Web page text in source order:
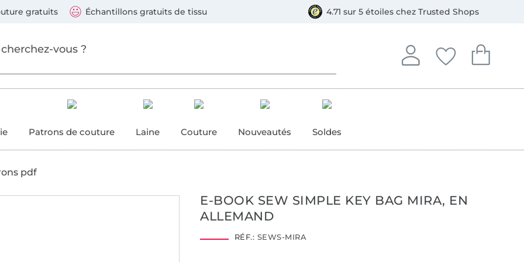
gratuits Échantillons gratuits de tissu 4.71 sur 5 étoiles chez Trusted Shops
Se connecter
Se connecter à votre
Mes favoris
Vous avez
Mon
Vous avez
Patrons de couture Laine Couture Nouveautés Soldes
pdf
E-BOOK SEW SIMPLE KEY BAG MIRA, EN
ALLEMAND
RÉF.: SEWS-MIRA
suivants : Visa, Mastercard, Carte bleue, PayPal, Virement, Bancontact